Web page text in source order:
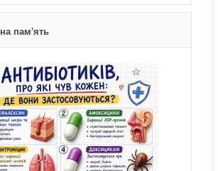
на пам'ять